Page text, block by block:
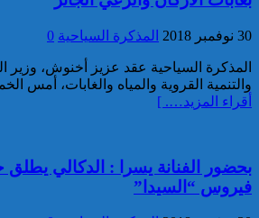
توقيف مواطن فرنسي من أصول
تونسية موضوع أمر دولي بإلقاء
القبض صادر عن السلطات
القضائية الفرنسية
30 نوفمبر 2018 المذكرة السياحية 0
المذكرة السياحية عقد عزيز أخنوش، وزير
والتنمية القروية والمياه والغابات، أمس
أقراء المزيد…. ]
بحضور الفنانة يسرا : الدكالي
فيروس “السيدا”